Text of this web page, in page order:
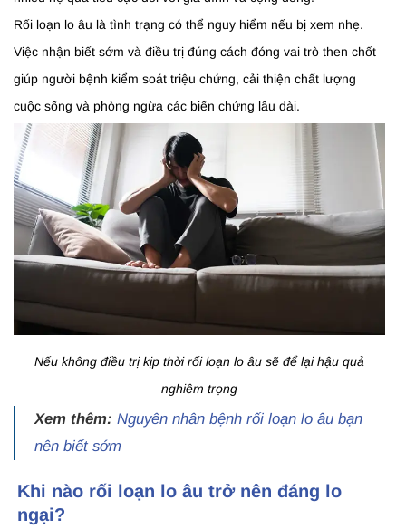
Rối loạn lo âu là tình trạng có thể nguy hiểm nếu bị xem nhẹ.
Việc nhận biết sớm và điều trị đúng cách đóng vai trò then chốt
giúp người bệnh kiểm soát triệu chứng, cải thiện chất lượng
cuộc sống và phòng ngừa các biến chứng lâu dài.
Nếu không điều trị kịp thời rối loạn lo âu sẽ để lại hậu quả
nghiêm trọng
Xem thêm: Nguyên nhân bệnh rối loạn lo âu bạn
nên biết sớm
Khi nào rối loạn lo âu trở nên đáng lo
ngại?